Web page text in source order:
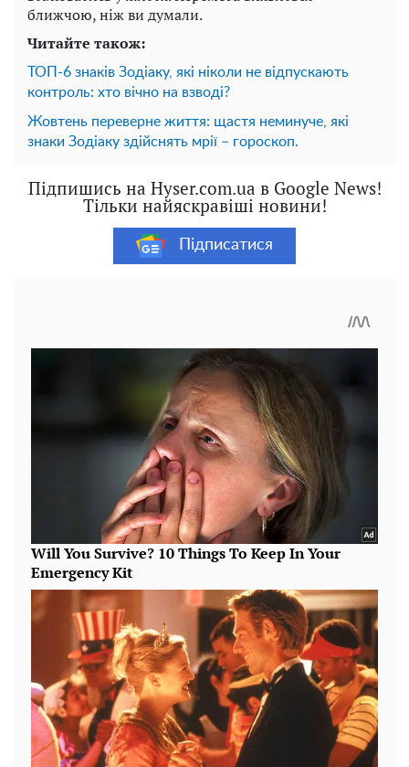
ближчою, ніж ви думали.
Читайте також:
ТОП-6 знаків Зодіаку, які ніколи не відпускають
контроль: хто вічно на взводі?
Жовтень переверне життя: щастя неминуче, які
знаки Зодіаку здійснять мрії – гороскоп.
Підпишись на Hyser.com.ua в Google News!
Тільки найяскравіші новини!
Підписатися